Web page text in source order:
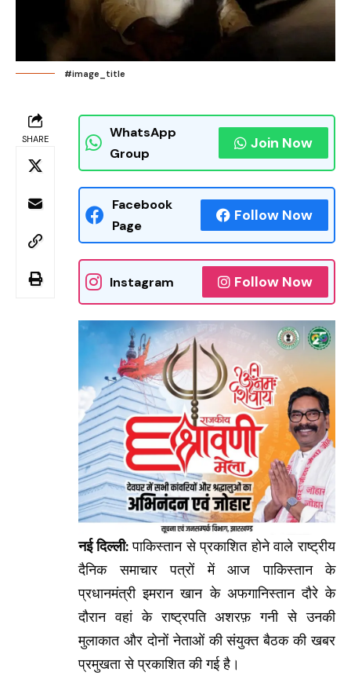
#image_title
SHARE
WhatsApp
Group
Join Now
Facebook
Page
Follow Now
Instagram Follow Now
नई दिल्ली:पाकिस्तान से प्रकाशित होने वाले राष्ट्रीय
दैनिक समाचार पत्रों में आज पाकिस्तान के
प्रधानमंत्री इमरान खान के अफगानिस्तान दौरे के
दौरान वहां के राष्ट्रपति अशरफ़ गनी से उनकी
मुलाकात और दोनों नेताओं की संयुक्त बैठक की खबर
प्रमुखता से प्रकाशित की गई है।